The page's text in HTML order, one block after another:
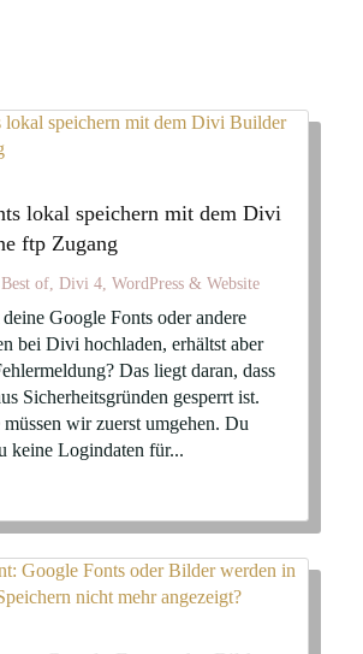
lokal speichern mit dem Divi
ftp Zugang
Best of, Divi 4, WordPress & Website
Google Fonts oder andere
bei Divi hochladen, erhältst aber
Das liegt daran, dass
Sicherheitsgründen gesperrt ist.
müssen wir zuerst umgehen. Du
keine Logindaten für...